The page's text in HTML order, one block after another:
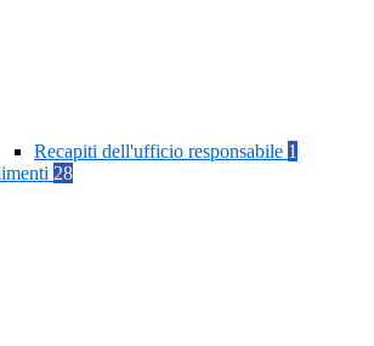
Recapiti dell'ufficio responsabile 1
28